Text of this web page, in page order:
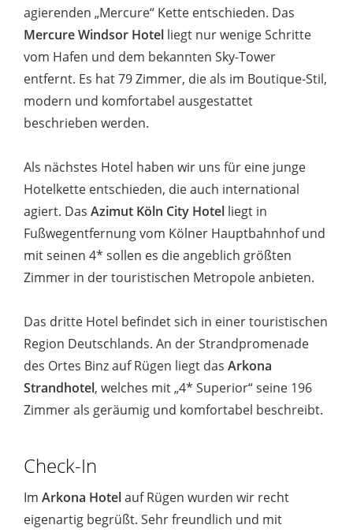
agierenden „Mercure“ Kette entschieden. Das
Mercure Windsor Hotel liegt nur wenige Schritte
vom Hafen und dem bekannten Sky-Tower
entfernt. Es hat 79 Zimmer, die als im Boutique-Stil,
modern und komfortabel ausgestattet
beschrieben werden.
Als nächstes Hotel haben wir uns für eine junge
Hotelkette entschieden, die auch international
agiert. Das Azimut Köln City Hotel liegt in
Fußwegentfernung vom Kölner Hauptbahnhof und
mit seinen 4* sollen es die angeblich größten
Zimmer in der touristischen Metropole anbieten.
Das dritte Hotel befindet sich in einer touristischen
Region Deutschlands. An der Strandpromenade
des Ortes Binz auf Rügen liegt das Arkona
Strandhotel, welches mit „4* Superior“ seine 196
Zimmer als geräumig und komfortabel beschreibt.
Check-In
Im Arkona Hotelauf Rügen wurden wir recht
eigenartig begrüßt. Sehr freundlich und mit